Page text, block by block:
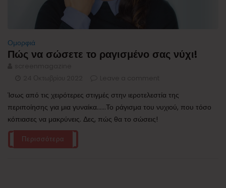
Ομορφιά
Πώς να σώσετε το ραγισμένο σας νύχι!
Ίσως από τις χειρότερες στιγμές στην ιεροτελεστία της
περιποίησης για μια γυναίκα......Το ράγισμα του νυχιού, που τόσο
κόπιασες να μακρύνεις. Δες, πώς θα το σώσεις!
Περισσότερα